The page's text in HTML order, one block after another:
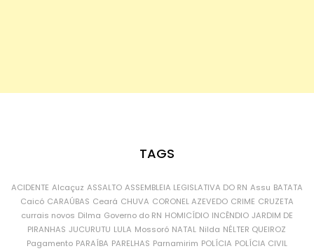
TAGS
ACIDENTE Alcaçuz ASSALTO ASSEMBLEIA LEGISLATIVA DO RN Assu BATATA
Caicó CARAÚBAS Ceará CHUVA CORONEL AZEVEDO CRIME CRUZETA
currais novos Dilma Governo do RN HOMICÍDIO INCÊNDIO JARDIM DE
PIRANHAS JUCURUTU LULA Mossoró NATAL Nilda NÉLTER QUEIROZ
Pagamento PARAÍBA PARELHAS Parnamirim POLÍCIA POLÍCIA CIVIL